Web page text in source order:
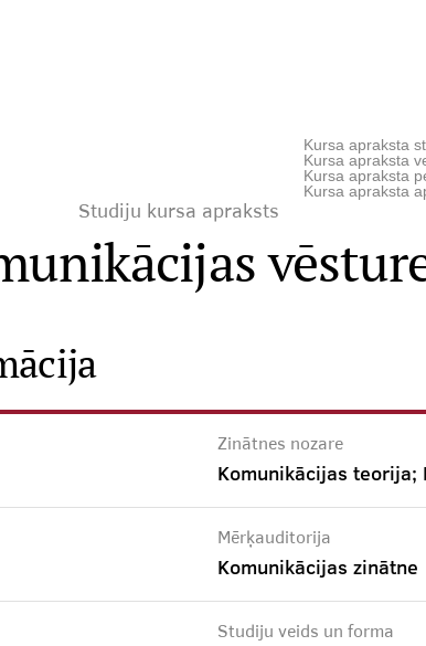
Kursa apraksta
Kursa apraksta
Kursa apraksta
Kursa apraksta
Studiju kursa apraksts
Zinātnes nozare
Komunikācijas teorija;
Mērķauditorija
Komunikācijas zinātne
Studiju veids un forma